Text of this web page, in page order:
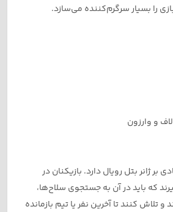
بسیار سرگرم‌کننده می‌سازد.
ژانر بتل رویال دارد. بازیکنان در
که باید در آن به جستجوی سلاح‌ها،
کنند تا آخرین نفر یا تیم بازمانده